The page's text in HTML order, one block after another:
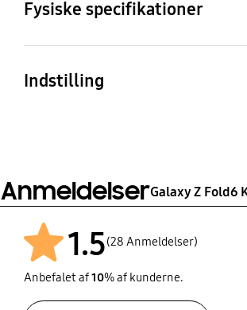
Fysiske specifikationer
Dimension (WxHxD)
68.3 x 157.3 x 8.9 mm
Vægt
Indstilling
AnmeldelserGalaxy Z Fold6
1.5(28 Anmeldelser)
Anbefalet af10% af kunderne.